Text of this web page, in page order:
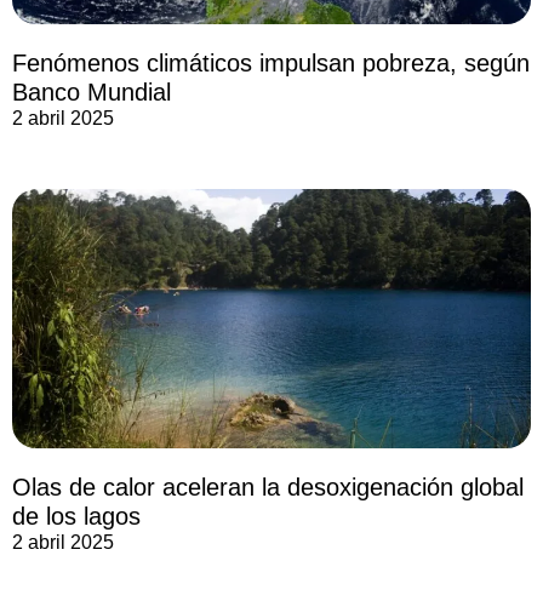
Fenómenos climáticos impulsan pobreza, según
Banco Mundial
2 abril 2025
Olas de calor aceleran la desoxigenación global
de los lagos
2 abril 2025